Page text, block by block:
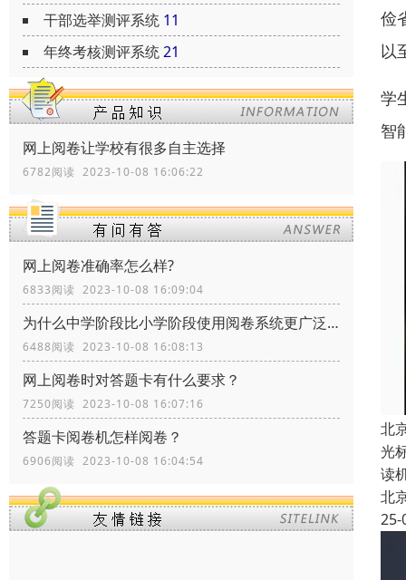
干部选举测评系统 11
年终考核测评系统21
网上阅卷让学校有很多自主选择
6782阅读 2023-10-08 16:06:22
网上阅卷准确率怎么样?
6833阅读 2023-10-08 16:09:04
为什么中学阶段比小学阶段使用阅卷系统更广泛？
6488阅读 2023-10-08 16:08:13
网上阅卷时对答题卡有什么要求？
7250阅读 2023-10-08 16:07:16
答题卡阅卷机怎样阅卷？
6906阅读 2023-10-08 16:04:54
俭
以
学
智
北
光
读
北
25-